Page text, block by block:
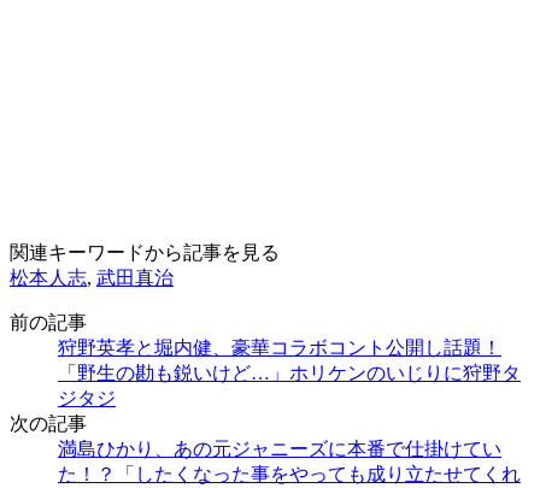
関連キーワードから記事を見る
松本人志, 武田真治
前の記事
狩野英孝と堀内健、豪華コラボコント公開し話題！
「野生の勘も鋭いけど…」ホリケンのいじりに狩野タ
ジタジ
次の記事
満島ひかり、あの元ジャニーズに本番で仕掛けてい
た！？「したくなった事をやっても成り立たせてくれ